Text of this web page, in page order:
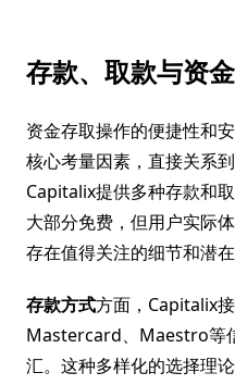
存款、取款与资
资金存取操作的便捷性和
核心考量因素，直接关系
Capitalix提供多种存款和
大部分免费，但用户实际
存在值得关注的细节和潜在
存款方式方面，Capitalix
Mastercard、Maestro等
汇。这种多样化的选择理